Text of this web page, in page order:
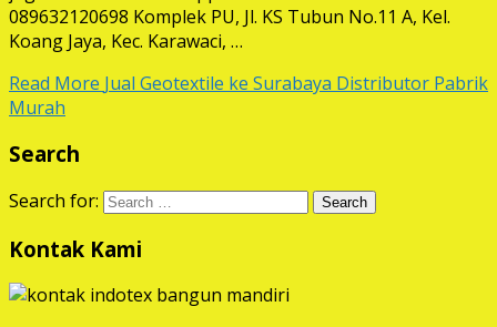
089632120698 Komplek PU, Jl. KS Tubun No.11 A, Kel.
Koang Jaya, Kec. Karawaci, …
Read More Jual Geotextile ke Surabaya Distributor Pabrik
Murah
Search
Search for:
Kontak Kami